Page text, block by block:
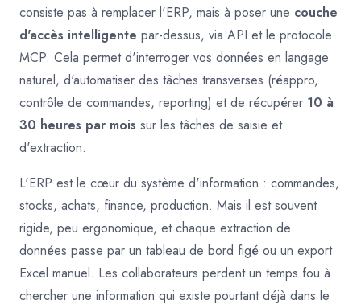
consiste pas à remplacer l'ERP, mais à poser une couche
d'accès intelligente par-dessus, via API et le protocole
MCP. Cela permet d'interroger vos données en langage
naturel, d'automatiser des tâches transverses (réappro,
contrôle de commandes, reporting) et de récupérer 10 à
30 heures par mois sur les tâches de saisie et
d'extraction.
L'ERP est le cœur du système d'information : commandes,
stocks, achats, finance, production. Mais il est souvent
rigide, peu ergonomique, et chaque extraction de
données passe par un tableau de bord figé ou un export
Excel manuel. Les collaborateurs perdent un temps fou à
chercher une information qui existe pourtant déjà dans le